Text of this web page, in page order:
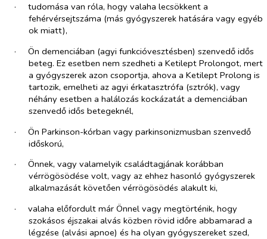
·​
tudomása van róla, hogy valaha lecsökkent a
fehérvérsejtszáma (más gyógyszerek hatására vagy egyéb
ok miatt),
·​
Ön demenciában (agyi funkcióvesztésben) szenvedő idős
beteg. Ez esetben nem szedheti a Ketilept Prolongot, mert
a gyógyszerek azon csoportja, ahova a Ketilept Prolong is
tartozik, emelheti az agyi érkatasztrófa (sztrók), vagy
néhány esetben a halálozás kockázatát a demenciában
szenvedő idős betegeknél,
·​
Ön Parkinson-kórban vagy parkinsonizmusban szenvedő
időskorú,
·​
Önnek, vagy valamelyik családtagjának korábban
vérrögösödése volt, vagy az ehhez hasonló gyógyszerek
alkalmazását követően vérrögösödés alakult ki,
·​
valaha előfordult már Önnel vagy megtörténik, hogy
szokásos éjszakai alvás közben rövid időre abbamarad a
légzése (alvási apnoe) és ha olyan gyógyszereket szed,